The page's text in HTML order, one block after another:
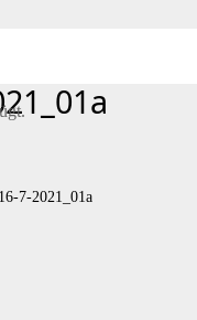
aktuelle-
7-2021_01a